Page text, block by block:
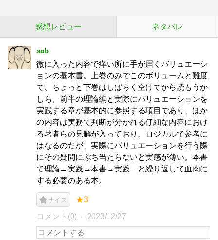
感想レビュー ネタバレ
sab
微に入った内容で痒い所に手が届くバリュエーシ
ョンの基本書。上巻のみでこのボリュームと難度
で、ちょっと下巻はしばらく空けてから読もうか
しら。前半の理論編と実際にバリュエーションを
実践する章が基本的に参照する項目であり、ほか
の内容は実務で判断が分かれる仔細な内容におけ
る著者らの見解が入っており、ロジカルで参考に
はなるのだが、実際にバリュエーションを行う際
にその疑問にぶち当たらないと実感が薄い。本書
で理論→実践→本書→実践…と繰り返して血肉に
する必要のある本。
ナイス ★3
コメント(0) 2023/12/27